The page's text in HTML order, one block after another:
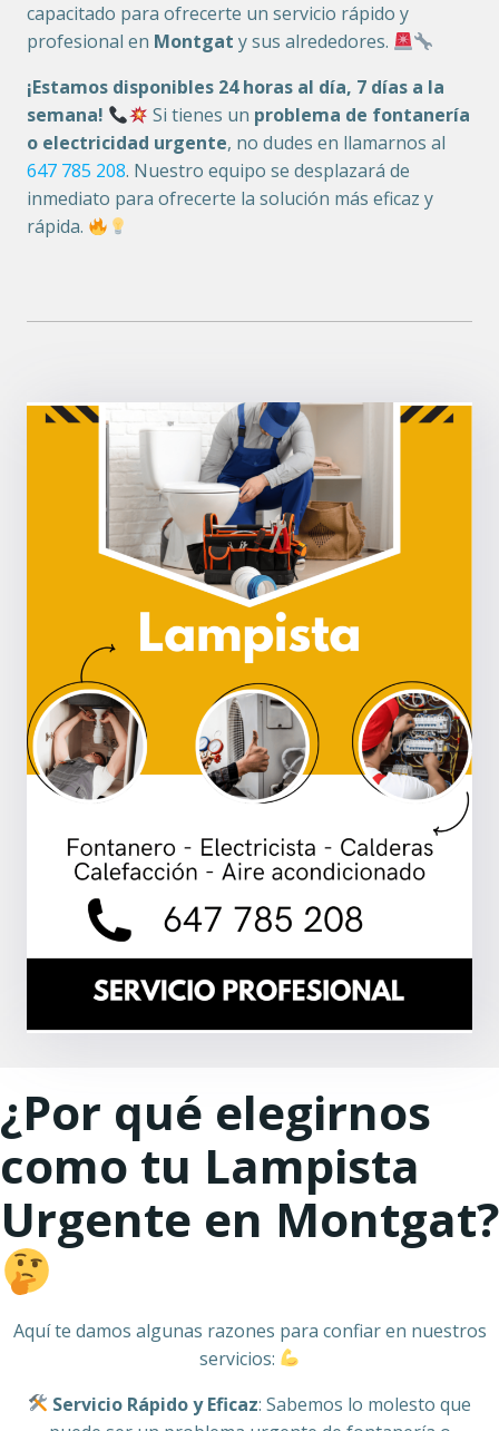
capacitado para ofrecerte un servicio rápido y
profesional en Montgat y sus alrededores.
¡Estamos disponibles 24 horas al día, 7 días a la
semana!
Si tienes un problema de fontanería
o electricidad urgente, no dudes en llamarnos al
647 785 208. Nuestro equipo se desplazará de
inmediato para ofrecerte la solución más eficaz y
rápida.
¿Por qué elegirnos
como tu Lampista
Urgente en Montgat?
Aquí te damos algunas razones para confiar en nuestros
servicios:
Servicio Rápido y Eficaz: Sabemos lo molesto que